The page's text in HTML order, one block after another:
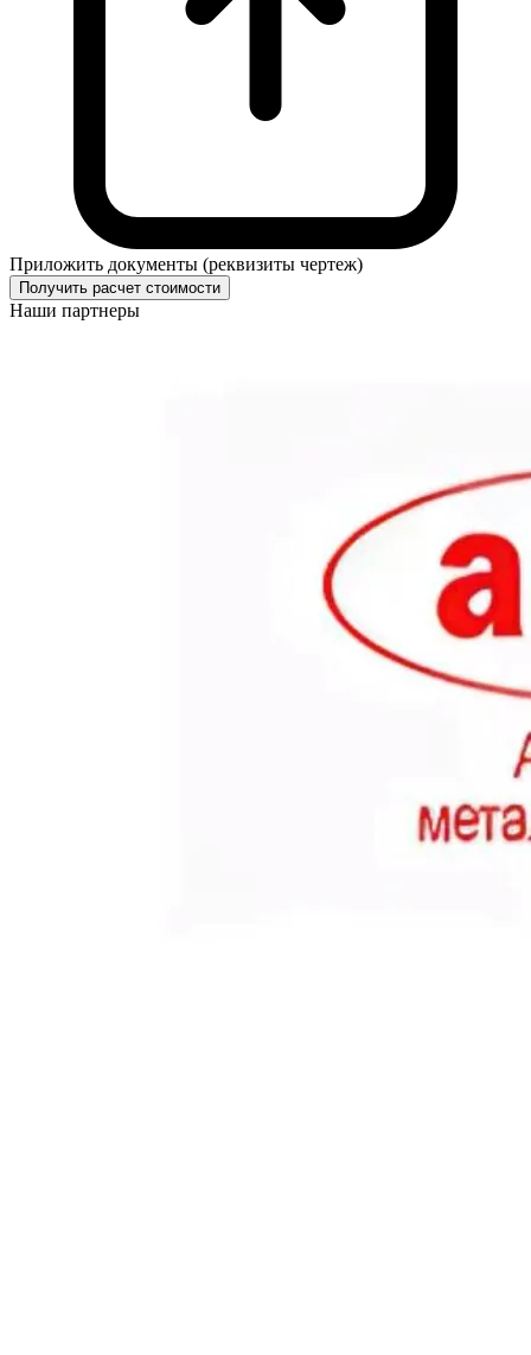
Приложить документы (реквизиты чертеж)
Получить расчет стоимости
Наши партнеры